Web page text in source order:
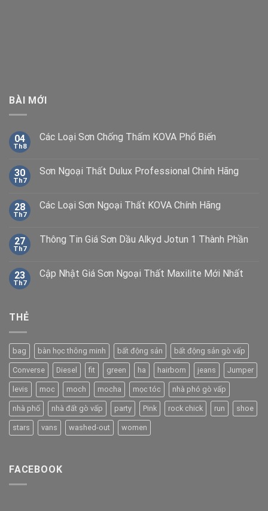
BÀI MỚI
04
Th8
Các Loại Sơn Chống Thấm KOVA Phổ Biến
30
Th7
Sơn Ngoại Thất Dulux Professional Chính Hãng
28
Th7
Các Loại Sơn Ngoại Thất KOVA Chính Hãng
27
Th7
Thông Tin Giá Sơn Dầu Alkyd Jotun 1 Thành Phần
23
Th7
Cập Nhật Giá Sơn Ngoại Thất Maxilite Mới Nhất
THẺ
bag bàn học thông minh bất động sản bất động sản gò vấp
Converse Diesel fit green ha hairborn jeans Jumper
levis moc moch mocha mọc tóc nhà phó gò vấp
nhà phố nhà đất gò vấp party Pink rock chick run shoe
stars vans washed-out women
FACEBOOK